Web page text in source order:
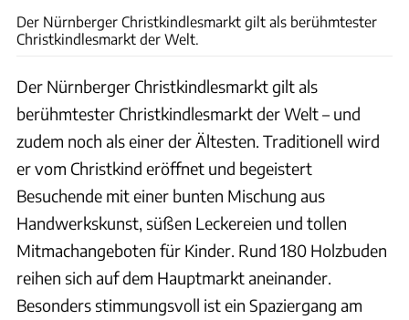
Der Nürnberger Christkindlesmarkt gilt als berühmtester
Christkindlesmarkt der Welt.
Der Nürnberger Christkindlesmarkt gilt als
berühmtester Christkindlesmarkt der Welt – und
zudem noch als einer der Ältesten. Traditionell wird
er vom Christkind eröffnet und begeistert
Besuchende mit einer bunten Mischung aus
Handwerkskunst, süßen Leckereien und tollen
Mitmachangeboten für Kinder. Rund 180 Holzbuden
reihen sich auf dem Hauptmarkt aneinander.
Besonders stimmungsvoll ist ein Spaziergang am